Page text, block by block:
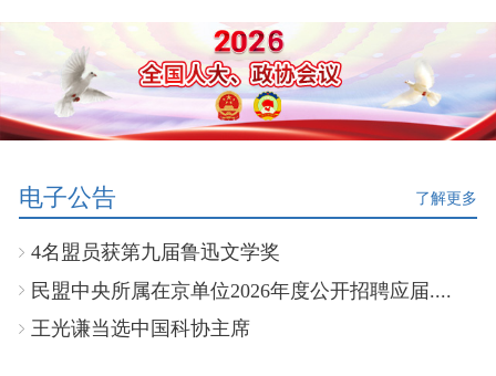
电子公告 了解更多
4名盟员获第九届鲁迅文学奖
民盟中央所属在京单位2026年度公开招聘应届....
王光谦当选中国科协主席